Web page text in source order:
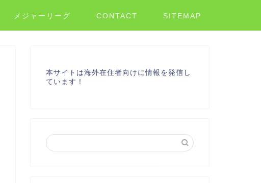
メジャーリーグ CONTACT SITEMAP
本サイトは海外在住者向けに情報を発信し
ています！